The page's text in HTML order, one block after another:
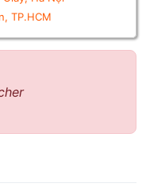
TP.HCM